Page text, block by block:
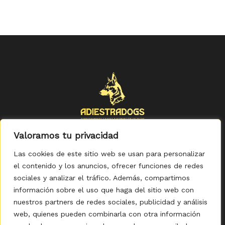
Valoramos tu privacidad
Las cookies de este sitio web se usan para personalizar
el contenido y los anuncios, ofrecer funciones de redes
sociales y analizar el tráfico. Además, compartimos
información sobre el uso que haga del sitio web con
nuestros partners de redes sociales, publicidad y análisis
web, quienes pueden combinarla con otra información
Política de Privacidad -Política de Cookies-Aviso legal
Accesibilidad- Condiciones Generales de Compra